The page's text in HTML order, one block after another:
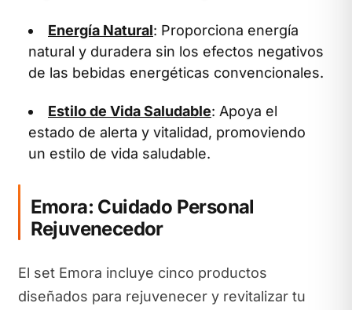
Energía Natural: Proporciona energía
natural y duradera sin los efectos negativos
de las bebidas energéticas convencionales.
Estilo de Vida Saludable: Apoya el
estado de alerta y vitalidad, promoviendo
un estilo de vida saludable.
Emora: Cuidado Personal
Rejuvenecedor
El set Emora incluye cinco productos
diseñados para rejuvenecer y revitalizar tu